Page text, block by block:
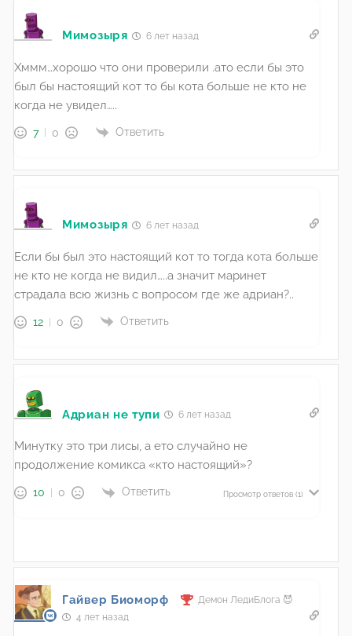
Мимозыря 6 лет назад
Хммм…хорошо что они проверили .ато если бы это
был бы настоящий кот то бы кота больше не кто не
когда не увидел…..
7 0 Ответить
Мимозыря 6 лет назад
Если бы был это настоящий кот то тогда кота больше
не кто не когда не видил…..а значит маринет
страдала всю жизнь с вопросом где же адриан?..
12 0 Ответить
Адриан не тупи 6 лет назад
Минутку это три лисы, а ето случайно не
продолжение комикса «кто настоящий»?
10 0 Ответить Просмотр ответов (1)
Гайвер Биоморф
Демон ЛедиБлога 😈
4 лет назад